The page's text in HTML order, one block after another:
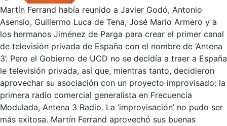
Martín Ferrand había reunido a Javier Godó, Antonio
Asensio, Guillermo Luca de Tena, José Mario Armero y a
los hermanos Jiménez de Parga para crear el primer canal
de televisión privada de España con el nombre de ‘Antena
3’. Pero el Gobierno de UCD no se decidía a traer a España
le televisión privada, así que, mientras tanto, decidieron
aprovechar su asociación con un proyecto improvisado: la
primera radio comercial generalista en Frecuencia
Modulada, Antena 3 Radio. La ‘improvisación’ no pudo ser
más exitosa. Martín Ferrand aprovechó sus buenas